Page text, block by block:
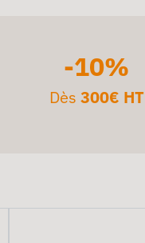
-10%
Dès 300€ HT